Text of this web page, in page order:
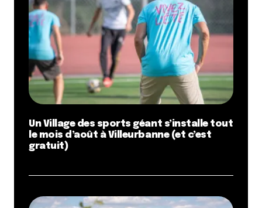
Un Village des sports géant s’installe tout
le mois d’août à Villeurbanne (et c’est
gratuit)